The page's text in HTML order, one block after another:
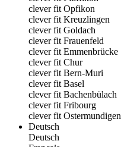
clever fit Opfikon
clever fit Kreuzlingen
clever fit Goldach
clever fit Frauenfeld
clever fit Emmenbrücke
clever fit Chur
clever fit Bern-Muri
clever fit Basel
clever fit Bachenbülach
clever fit Fribourg
clever fit Ostermundigen
Deutsch
Deutsch